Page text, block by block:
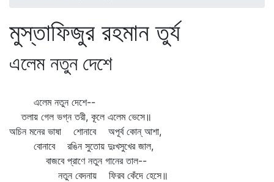
মুস্তাফিজুর রহমান তুর্য
এলেম নতুন দেশে
এলেম নতুন দেশে--
তলায় গেল ভগ্ন তরী, কূলে এলেম ভেসে॥
অচিন মনের ভাষা শোনাবে অপূর্ব কোন্‌ আশা,
বোনাবে রঙিন সুতোয় দুঃখসুখের জাল,
বাজবে প্রাণে নতুন গানের তাল--
নতুন বেদনায় ফিরব কেঁদে হেসে॥